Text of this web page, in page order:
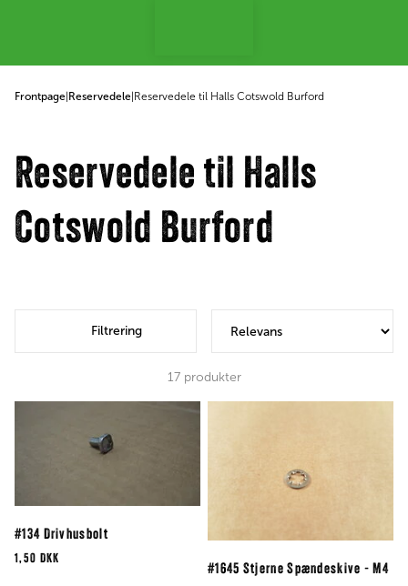
Frontpage Reservedele Reservedele til Halls Cotswold Burford
Reservedele til Halls
Cotswold Burford
Filtrering
17 produkter
#134 Drivhusbolt
1,50 DKK
#1645 Stjerne Spændeskive - M4